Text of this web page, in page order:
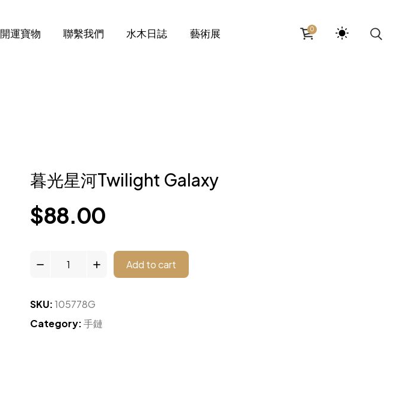
開運寶物 聯繫我們 水木日誌 藝術展 0
暮光星河Twilight Galaxy
$88.00
Add to cart
SKU:105778G
Category:手鏈